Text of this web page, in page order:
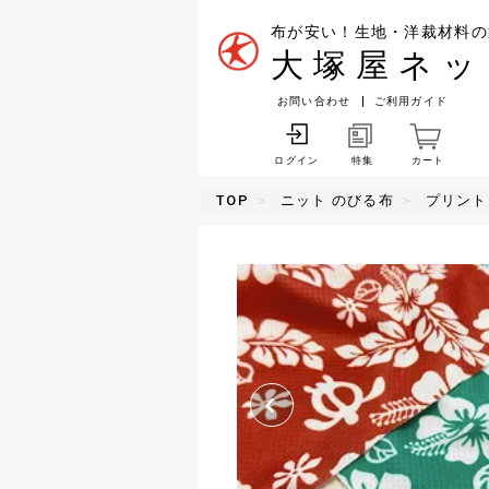
布が安い！生地・洋裁材料
大塚屋ネ
お問い合わせ ご利用ガイド
ログイン 特集 カート
TOP ニット のびる布 プリン